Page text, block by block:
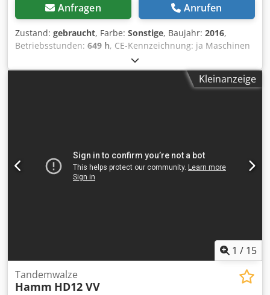
Anfragen Anrufen
Zustand: gebraucht, Farbe: Sonstige, Baujahr: 2016,
Betriebsstunden: 649 h, CE-Kennzeichnung: ja Maschinen
zum Verkauf! Stöbern Sie auf unserer Website und
entdecken Sie eine Vielzahl von Maschinen zum sofortigen
Kauf. Wir verfügen über weitere Optionen, die online nicht
Team unterstützt Sie auf Niederländisch, Englisch,
Französisch, Deutsch, Spanisch und Russisch. Entdecken
Sie unser umfangreiches Angebot an zuverlässigen
Kleinanzeige
1 / 15
Tandemwalze
Hamm HD12 VV